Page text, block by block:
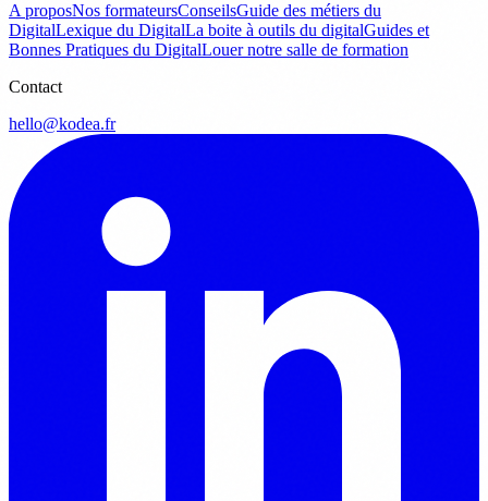
A proposNos formateursConseilsGuide des métiers du
DigitalLexique du DigitalLa boite à outils du digitalGuides et
Bonnes Pratiques du DigitalLouer notre salle de formation
Contact
hello@kodea.fr